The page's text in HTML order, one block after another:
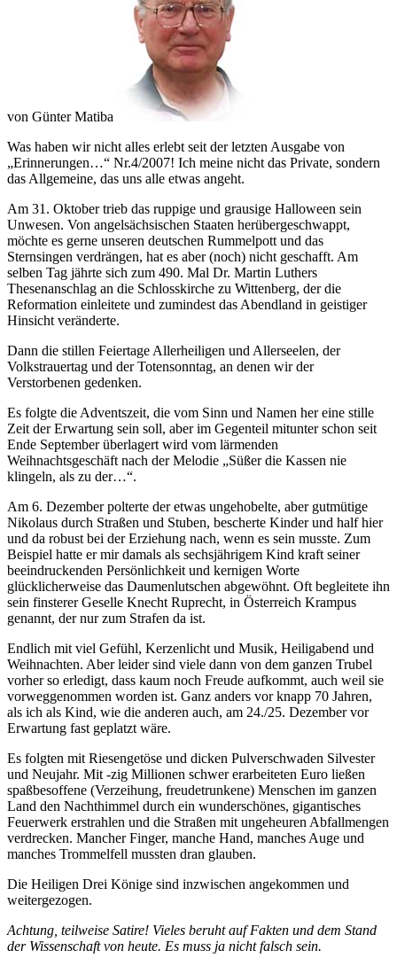
von Günter Matiba
Was haben wir nicht alles erlebt seit der letzten Ausgabe von
Erinnerungen…
Nr.4/2007! Ich meine nicht das Private, sondern
das Allgemeine, das uns alle etwas angeht.
Am 31. Oktober trieb das ruppige und grausige Halloween sein
Unwesen. Von angelsächsischen Staaten herübergeschwappt,
möchte es gerne unseren deutschen Rummelpott und das
Sternsingen verdrängen, hat es aber (noch) nicht geschafft. Am
selben Tag jährte sich zum 490. Mal Dr. Martin Luthers
Thesenanschlag an die Schlosskirche zu Wittenberg, der die
Reformation einleitete und zumindest das Abendland in geistiger
Hinsicht veränderte.
Dann die stillen Feiertage Allerheiligen und Allerseelen, der
Volkstrauertag und der Totensonntag, an denen wir der
Verstorbenen gedenken.
Es folgte die Adventszeit, die vom Sinn und Namen her eine stille
Zeit der Erwartung sein soll, aber im Gegenteil mitunter schon seit
Ende September überlagert wird vom lärmenden
Weihnachtsgeschäft nach der Melodie
Süßer die Kassen nie
klingeln, als zu der… .
Am 6. Dezember polterte der etwas ungehobelte, aber gutmütige
Nikolaus durch Straßen und Stuben, bescherte Kinder und half hier
und da robust bei der Erziehung nach, wenn es sein musste. Zum
Beispiel hatte er mir damals als sechsjährigem Kind kraft seiner
beeindruckenden Persönlichkeit und kernigen Worte
glücklicherweise das Daumenlutschen abgewöhnt. Oft begleitete ihn
sein finsterer Geselle Knecht Ruprecht, in Österreich Krampus
genannt, der nur zum Strafen da ist.
Endlich mit viel Gefühl, Kerzenlicht und Musik, Heiligabend und
Weihnachten. Aber leider sind viele dann von dem ganzen Trubel
vorher so erledigt, dass kaum noch Freude aufkommt, auch weil sie
vorweggenommen worden ist. Ganz anders vor knapp 70 Jahren,
als ich als Kind, wie die anderen auch, am 24./25. Dezember vor
Erwartung fast geplatzt wäre.
Es folgten mit Riesengetöse und dicken Pulverschwaden Silvester
und Neujahr. Mit -zig Millionen schwer erarbeiteten Euro ließen
spaßbesoffene (Verzeihung, freudetrunkene) Menschen im ganzen
Land den Nachthimmel durch ein wunderschönes, gigantisches
Feuerwerk erstrahlen und die Straßen mit ungeheuren Abfallmengen
verdrecken. Mancher Finger, manche Hand, manches Auge und
manches Trommelfell mussten dran glauben.
Die Heiligen Drei Könige sind inzwischen angekommen und
weitergezogen.
Achtung, teilweise Satire! Vieles beruht auf Fakten und dem Stand
der Wissenschaft von heute. Es muss ja nicht falsch sein.